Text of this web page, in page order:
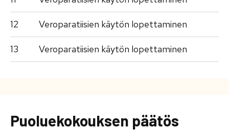
12 Veroparatiisien käytön lopettaminen
13 Veroparatiisien käytön lopettaminen
Puoluekokouksen päätös